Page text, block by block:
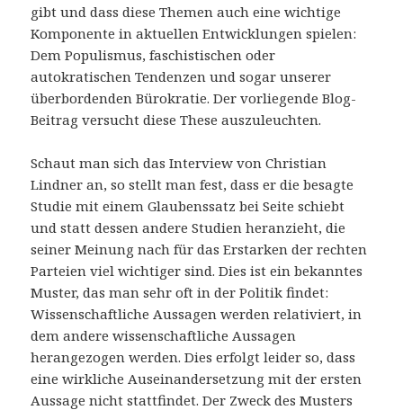
gibt und dass diese Themen auch eine wichtige
Komponente in aktuellen Entwicklungen spielen:
Dem Populismus, faschistischen oder
autokratischen Tendenzen und sogar unserer
überbordenden Bürokratie. Der vorliegende Blog-
Beitrag versucht diese These auszuleuchten.
Schaut man sich das Interview von Christian
Lindner an, so stellt man fest, dass er die besagte
Studie mit einem Glaubenssatz bei Seite schiebt
und statt dessen andere Studien heranzieht, die
seiner Meinung nach für das Erstarken der rechten
Parteien viel wichtiger sind. Dies ist ein bekanntes
Muster, das man sehr oft in der Politik findet:
Wissenschaftliche Aussagen werden relativiert, in
dem andere wissenschaftliche Aussagen
herangezogen werden. Dies erfolgt leider so, dass
eine wirkliche Auseinandersetzung mit der ersten
Aussage nicht stattfindet. Der Zweck des Musters